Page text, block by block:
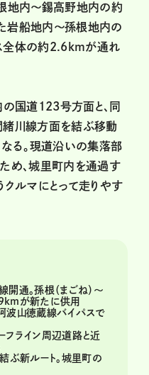
地内～錫高野地内の約
岩船地内～孫根地内の
全体の約2.6kmが通れ
国道123号方面と、同
川線方面を結ぶ移動
る。現道沿いの集落部
め、城里町内を通過す
ルマにとって走りやす
通。孫根（まごね）～
が新たに供用
波山徳蔵線バイパスで
フライン周辺道路と近
ぶ新ルート。城里町の